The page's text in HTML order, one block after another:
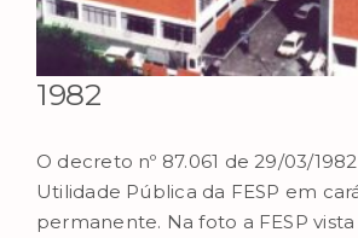
1982
O decreto nº 87.061 de 29/03/
Utilidade Pública da FESP em
permanente. Na foto a FESP